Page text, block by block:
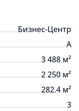
Бизнес-Центр
A
3 488 м²
2 250 м²
282.4 м²
3